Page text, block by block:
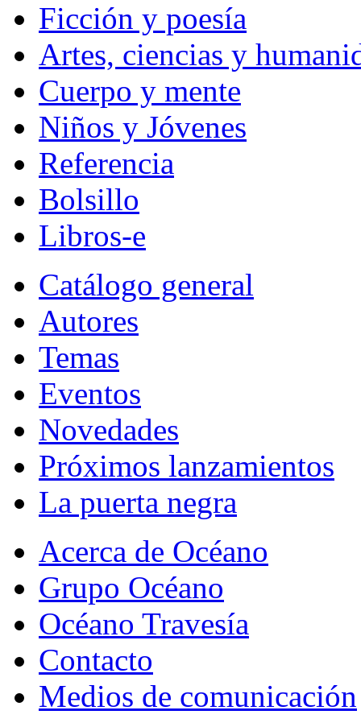
Ficción y poesía
Artes, ciencias y
Cuerpo y mente
Niños y Jóvenes
Referencia
Bolsillo
Libros-e
Catálogo general
Autores
Temas
Eventos
Novedades
Próximos lanzamientos
La puerta negra
Acerca de Océano
Grupo Océano
Océano Travesía
Contacto
Medios de comunicación